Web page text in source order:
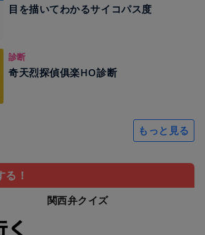
目を描いてわかるサイコパス度
診断
奇天烈探偵俱楽HO診断
もっと見る
！
関西弁クイズ